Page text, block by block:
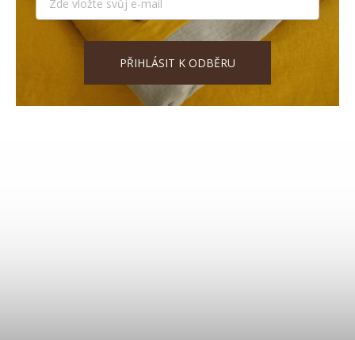
PŘIHLÁSIT K ODBĚRU